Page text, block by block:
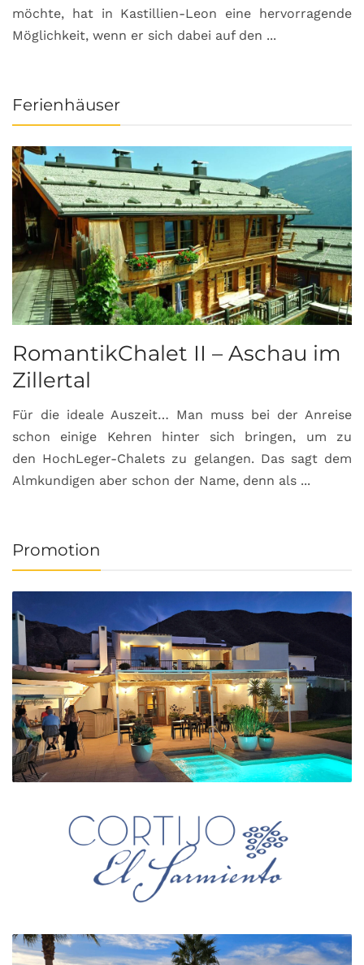
möchte, hat in Kastillien-Leon eine hervorragende
Möglichkeit, wenn er sich dabei auf den ...
Ferienhäuser
RomantikChalet II – Aschau im
Zillertal
Für die ideale Auszeit… Man muss bei der Anreise
schon einige Kehren hinter sich bringen, um zu
den HochLeger-Chalets zu gelangen. Das sagt dem
Almkundigen aber schon der Name, denn als ...
Promotion